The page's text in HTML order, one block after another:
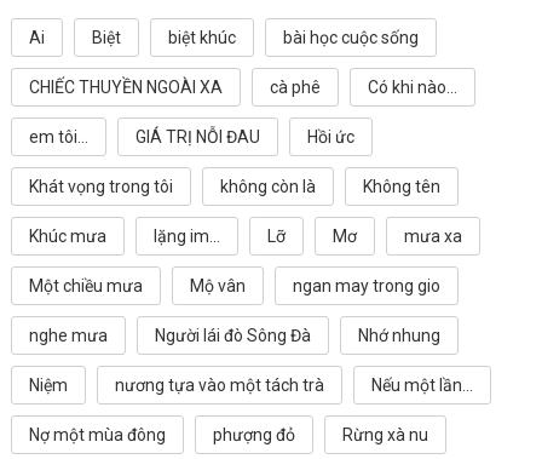
Ai Biệt biệt khúc bài học cuộc sống
CHIẾC THUYỀN NGOÀI XA cà phê Có khi nào...
em tôi... GIÁ TRỊ NỖI ĐAU Hồi ức
Khát vọng trong tôi không còn là Không tên
Khúc mưa lặng im... Lỡ Mơ mưa xa
Một chiều mưa Mộ vân ngan may trong gio
nghe mưa Người lái đò Sông Đà Nhớ nhung
Niệm nương tựa vào một tách trà Nếu một lần...
Nợ một mùa đông phượng đỏ Rừng xà nu